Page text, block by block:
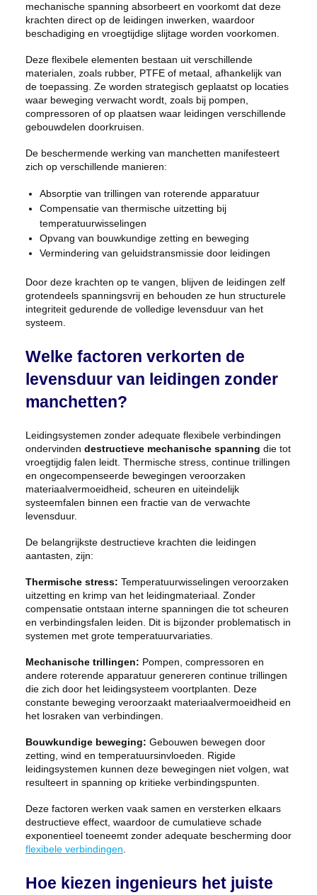
mechanische spanning absorbeert en voorkomt dat deze
krachten direct op de leidingen inwerken, waardoor
beschadiging en vroegtijdige slijtage worden voorkomen.
Deze flexibele elementen bestaan uit verschillende
materialen, zoals rubber, PTFE of metaal, afhankelijk van
de toepassing. Ze worden strategisch geplaatst op locaties
waar beweging verwacht wordt, zoals bij pompen,
compressoren of op plaatsen waar leidingen verschillende
gebouwdelen doorkruisen.
De beschermende werking van manchetten manifesteert
zich op verschillende manieren:
Absorptie van trillingen van roterende apparatuur
Compensatie van thermische uitzetting bij
temperatuurwisselingen
Opvang van bouwkundige zetting en beweging
Vermindering van geluidstransmissie door leidingen
Door deze krachten op te vangen, blijven de leidingen zelf
grotendeels spanningsvrij en behouden ze hun structurele
integriteit gedurende de volledige levensduur van het
systeem.
Welke factoren verkorten de
levensduur van leidingen zonder
manchetten?
Leidingsystemen zonder adequate flexibele verbindingen
ondervinden destructieve mechanische spanning die tot
vroegtijdig falen leidt. Thermische stress, continue trillingen
en ongecompenseerde bewegingen veroorzaken
materiaalvermoeidheid, scheuren en uiteindelijk
systeemfalen binnen een fractie van de verwachte
levensduur.
De belangrijkste destructieve krachten die leidingen
aantasten, zijn:
Thermische stress: Temperatuurwisselingen veroorzaken
uitzetting en krimp van het leidingmateriaal. Zonder
compensatie ontstaan interne spanningen die tot scheuren
en verbindingsfalen leiden. Dit is bijzonder problematisch in
systemen met grote temperatuurvariaties.
Mechanische trillingen: Pompen, compressoren en
andere roterende apparatuur genereren continue trillingen
die zich door het leidingsysteem voortplanten. Deze
constante beweging veroorzaakt materiaalvermoeidheid en
het losraken van verbindingen.
Bouwkundige beweging: Gebouwen bewegen door
zetting, wind en temperatuursinvloeden. Rigide
leidingsystemen kunnen deze bewegingen niet volgen, wat
resulteert in spanning op kritieke verbindingspunten.
Deze factoren werken vaak samen en versterken elkaars
destructieve effect, waardoor de cumulatieve schade
exponentieel toeneemt zonder adequate bescherming door
flexibele verbindingen
Hoe kiezen ingenieurs het juiste